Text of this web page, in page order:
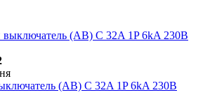
(АВ) C 32A 1P 6kA 230В